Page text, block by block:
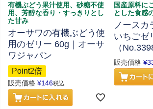
有機ぶどう果汁使用、砂糖不使
用、芳醇な香り・すっきりとし
た甘み
オーサワの有機ぶどう使
用のゼリー 60g｜オーサ
ワジャパン
Point2倍
販売価格 ¥146税込
国産原料に
とした食感
ノースカ
いちごゼ
（
販売価格 ¥